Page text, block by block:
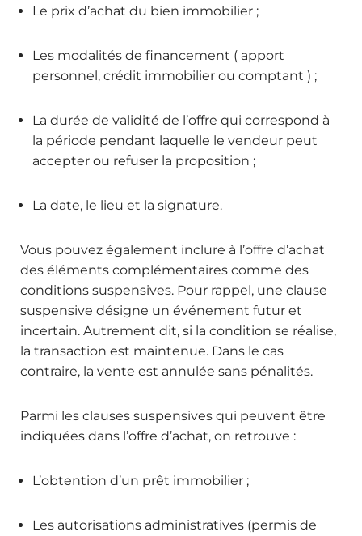
Le prix d’achat du bien immobilier ;
Les modalités de financement ( apport
personnel, crédit immobilier ou comptant ) ;
La durée de validité de l’offre qui correspond à
la période pendant laquelle le vendeur peut
accepter ou refuser la proposition ;
La date, le lieu et la signature.
Vous pouvez également inclure à l’offre d’achat
des éléments complémentaires comme des
conditions suspensives. Pour rappel, une clause
suspensive désigne un événement futur et
incertain. Autrement dit, si la condition se réalise,
la transaction est maintenue. Dans le cas
contraire, la vente est annulée sans pénalités.
Parmi les clauses suspensives qui peuvent être
indiquées dans l’offre d’achat, on retrouve :
L’obtention d’un prêt immobilier ;
Les autorisations administratives (permis de